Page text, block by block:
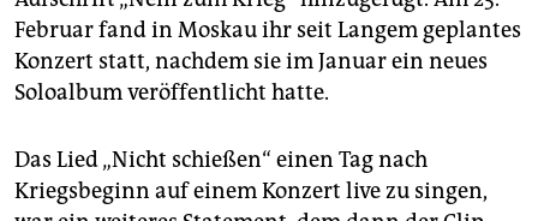
Februar fand in Moskau ihr seit Langem geplantes
Konzert statt, nachdem sie im Januar ein neues
Soloalbum veröffentlicht hatte.
Das Lied „Nicht schießen“ einen Tag nach
Kriegsbeginn auf einem Konzert live zu singen,